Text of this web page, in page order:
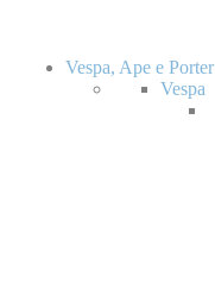
Vespa, Ape e Porter
Vespa